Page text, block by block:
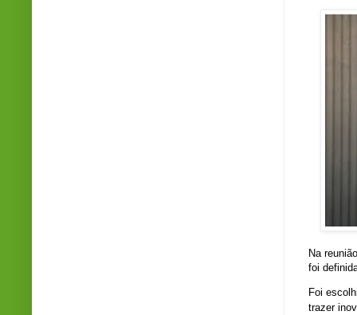
Na
foi
Foi
trazer